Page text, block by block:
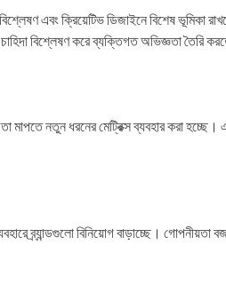
এবং ক্রিয়েটিভ ডিজাইনে বিশেষ ভূমিকা
বিশ্লেষণ করে ব্যক্তিগত অভিজ্ঞতা তৈরি
নতুন ধরনের মেট্রিক্স ব্যবহার করা হচ্ছে।
ব্র্যান্ডগুলো বিনিয়োগ বাড়াচ্ছে। গোপনীয়তা